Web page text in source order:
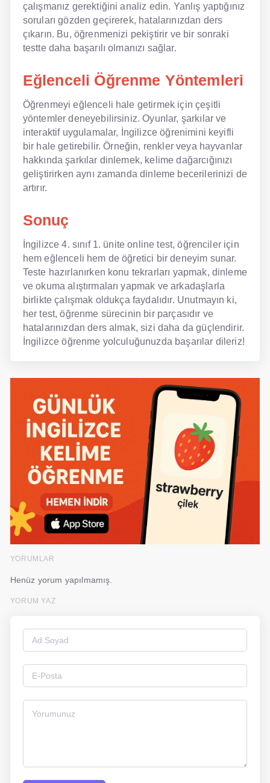
çalışmanız gerektiğini analiz edin. Yanlış yaptığınız
soruları gözden geçirerek, hatalarınızdan ders
çıkarın. Bu, öğrenmenizi pekiştirir ve bir sonraki
testte daha başarılı olmanızı sağlar.
Eğlenceli Öğrenme Yöntemleri
Öğrenmeyi eğlenceli hale getirmek için çeşitli
yöntemler deneyebilirsiniz. Oyunlar, şarkılar ve
interaktif uygulamalar, İngilizce öğrenimini keyifli
bir hale getirebilir. Örneğin, renkler veya hayvanlar
hakkında şarkılar dinlemek, kelime dağarcığınızı
geliştirirken aynı zamanda dinleme becerilerinizi de
artırır.
Sonuç
İngilizce 4. sınıf 1. ünite online test, öğrenciler için
hem eğlenceli hem de öğretici bir deneyim sunar.
Teste hazırlanırken konu tekrarları yapmak, dinleme
ve okuma alıştırmaları yapmak ve arkadaşlarla
birlikte çalışmak oldukça faydalıdır. Unutmayın ki,
her test, öğrenme sürecinin bir parçasıdır ve
hatalarınızdan ders almak, sizi daha da güçlendirir.
İngilizce öğrenme yolculuğunuzda başarılar dileriz!
YORUMLAR
Henüz yorum yapılmamış.
YORUM YAZ